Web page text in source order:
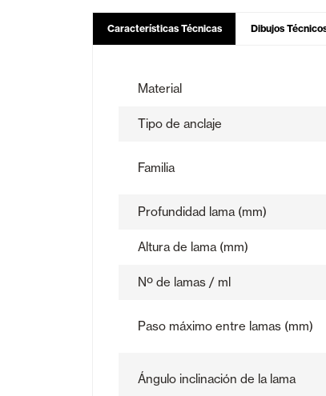
Características Técnicas Dibujos
Material
Tipo de anclaje
Familia
Profundidad lama (mm)
Altura de lama (mm)
Nº de lamas / ml
Paso máximo entre lamas (mm)
Ángulo inclinación de la lama